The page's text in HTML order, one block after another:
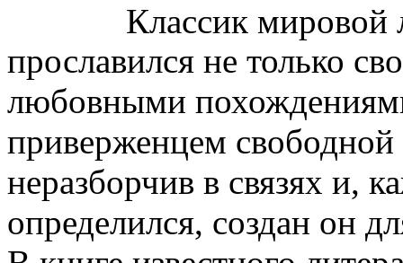
Классик мировой
прославился не только
любовными
приверженцем
неразборчив в связях и,
определился, создан он